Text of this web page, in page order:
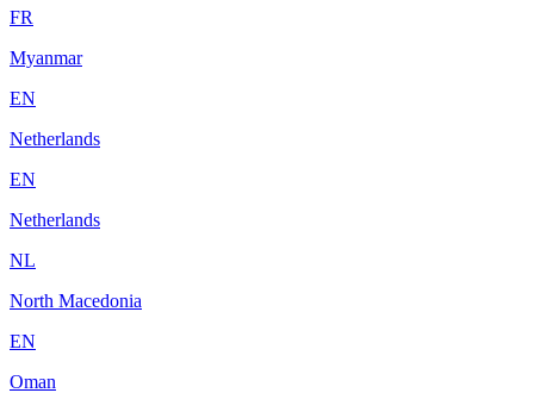
FR
Myanmar
EN
Netherlands
EN
Netherlands
NL
North Macedonia
EN
Oman